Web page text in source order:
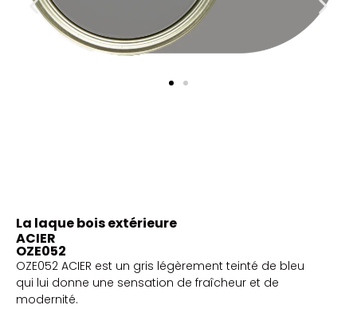
La laque bois extérieure
ACIER
OZE052
OZE052 ACIER est un gris légèrement teinté de bleu
qui lui donne une sensation de fraîcheur et de
modernité.